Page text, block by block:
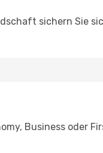
sichern Sie
Business oder